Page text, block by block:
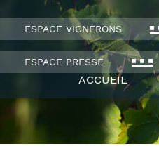
ESPACE VIGNERONS
ESPACE PRESSE
ACCUEIL